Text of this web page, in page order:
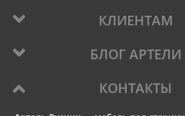
КЛИЕНТАМ
БЛОГ АРТЕЛИ
КОНТАКТЫ